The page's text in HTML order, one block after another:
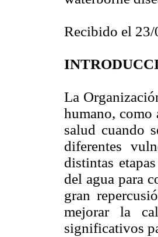
Recibido el
La
humano,
salud cuando
diferentes
distintas
del agua para
gran
mejorar la
significativos